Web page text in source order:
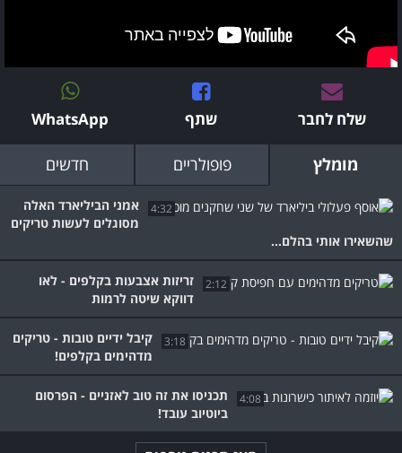
שלח לחבר שתף WhatsApp
מומלץ פופולריים חדשים
4:32
אמני הביליארד האלה
מסוגלים לעשות טריקים
שהשאירו אותי בהלם...
2:12
זריזות אצבעות בקלפים - לאו
דווקא שיטה לרמות
3:18
קיבל ידיים טובות - טריקים
מדהימים בקלפים!
4:08
תכניסו את זה טוב לאזניים - הפרסום
ביוטיוב עובד!